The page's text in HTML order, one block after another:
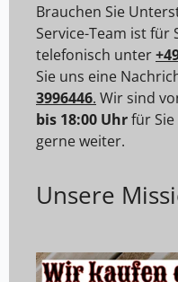
Brauchen Sie
Service-Team ist für
telefonisch unter
Sie uns eine
3996446. Wir sind
bis 18:00 Uhrfür
gerne weiter.
Unsere